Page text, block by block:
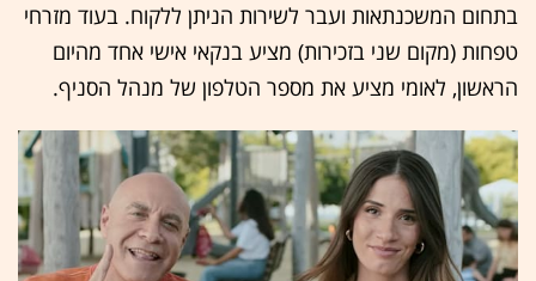
בתחום המשכנתאות ועבר לשירות הניתן ללקוח. בעוד מזרחי
טפחות (מקום שני בזכירות) מציע בנקאי אישי אחד מהיום
הראשון, לאומי מציע את מספר הטלפון של מנהל הסניף.